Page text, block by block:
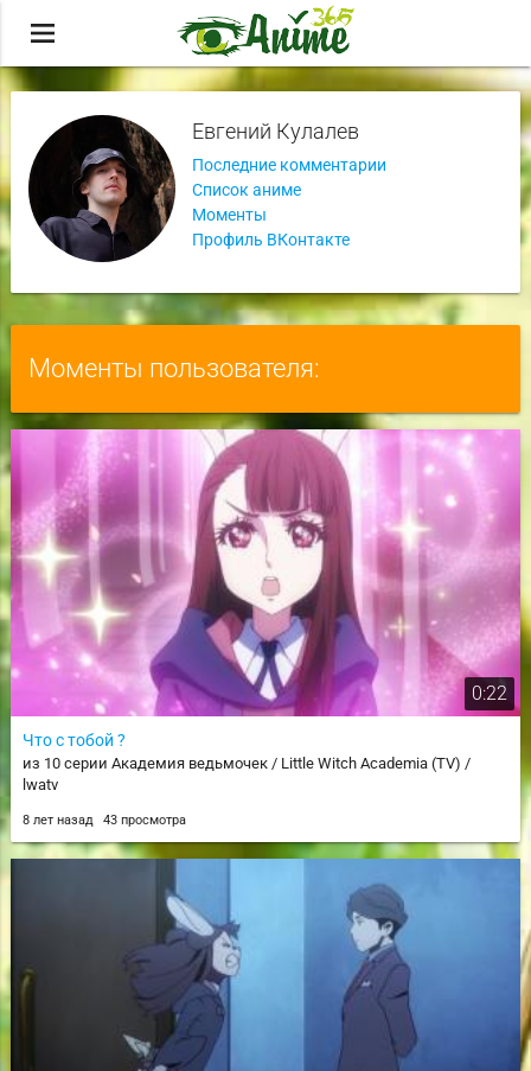
menu
Евгений Кулалев
Последние комментарии
Список аниме
Моменты
Профиль ВКонтакте
Моменты пользователя:
0:22
Что с тобой ?
из 10 серии Академия ведьмочек / Little Witch Academia (TV) /
lwatv
8 лет назад 43 просмотра